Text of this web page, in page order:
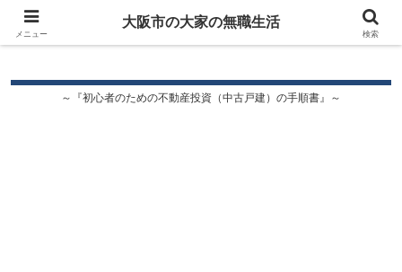
大阪市の大家の無職生活
～『初心者のための不動産投資（中古戸建）の手順書』～
メニュー
大阪市の大家の無職生活
検索